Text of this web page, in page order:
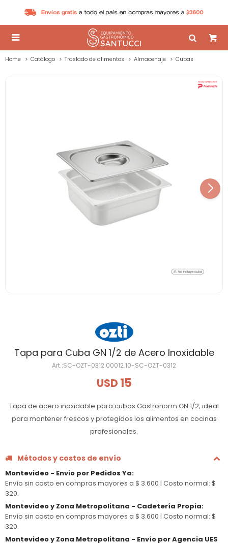

Home Catálogo Traslado de alimentos Almacenaje Cubas
Tapa para Cuba GN 1/2 de Acero Inoxidable
SC-OZT-0312.00012.10-SC-OZT-0312
USD 15
Tapa de acero inoxidable para cubas Gastronorm GN 1/2, ideal
para mantener frescos y protegidos los alimentos en cocinas
profesionales.
Métodos y costos de envío
Montevideo - Envio por Pedidos Ya:
Envío sin costo en compras mayores a $ 3.600 | Costo normal: $
320.
Montevideo y Zona Metropolitana - Cadetería Propia:
Envío sin costo en compras mayores a $ 3.600 | Costo normal: $
320.
Montevideo y Zona Metropolitana - Envío por Agencia UES